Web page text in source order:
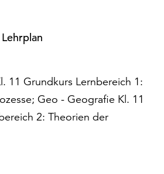
11 Grundkurs Lernbereich 1:
Geo - Geografie Kl. 11
2: Theorien der